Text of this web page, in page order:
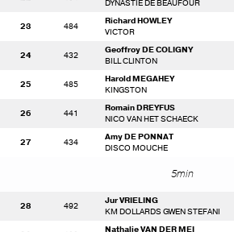
DYNASTIE DE BEAUFOUR
23 484
Richard HOWLEY
VICTOR
24 432
Geoffroy DE COLIGNY
BILL CLINTON
25 485
Harold MEGAHEY
KINGSTON
26 441
Romain DREYFUS
NICO VAN HET SCHAECK
27 434
Amy DE PONNAT
DISCO MOUCHE
5min
28 492
Jur VRIELING
KM DOLLARDS GWEN STEFANI
Nathalie VAN DER MEI